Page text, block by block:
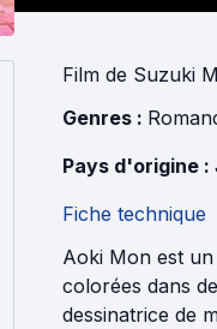
Film de Suzuki
Genres :
Pays d'origine :
Fiche technique
Aoki Mon est
colorées dans
dessinatrice de